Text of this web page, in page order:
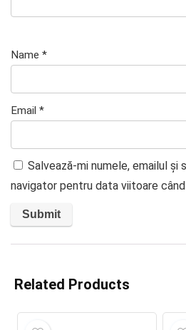
Name *
Email *
Salvează-mi numele, emailul
navigator pentru data viitoare
Related Products